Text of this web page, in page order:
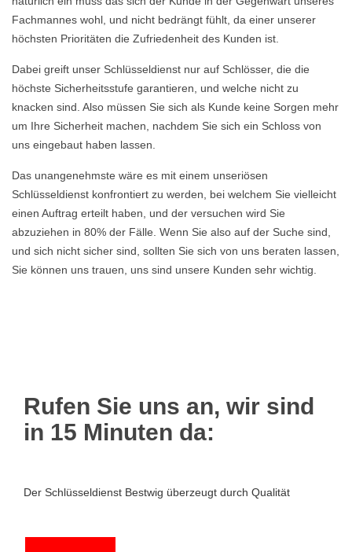
Fachmannes wohl, und nicht bedrängt fühlt, da einer unserer
höchsten Prioritäten die Zufriedenheit des Kunden ist.
Dabei greift unser Schlüsseldienst nur auf Schlösser, die die
höchste Sicherheitsstufe garantieren, und welche nicht zu
knacken sind. Also müssen Sie sich als Kunde keine Sorgen mehr
um Ihre Sicherheit machen, nachdem Sie sich ein Schloss von
uns eingebaut haben lassen.
Das unangenehmste wäre es mit einem unseriösen
Schlüsseldienst konfrontiert zu werden, bei welchem Sie vielleicht
einen Auftrag erteilt haben, und der versuchen wird Sie
abzuziehen in 80% der Fälle. Wenn Sie also auf der Suche sind,
und sich nicht sicher sind, sollten Sie sich von uns beraten lassen,
Sie können uns trauen, uns sind unsere Kunden sehr wichtig.
Rufen Sie uns an, wir sind
in 15 Minuten da:
Der Schlüsseldienst Bestwig überzeugt durch Qualität